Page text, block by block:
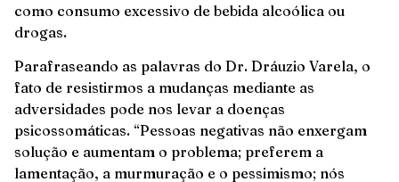
como consumo excessivo de bebida alcoólica ou
drogas.
Parafraseando as palavras do Dr. Dráuzio Varela, o
fato de resistirmos a mudanças mediante as
adversidades pode nos levar a doenças
psicossomáticas. “Pessoas negativas não enxergam
solução e aumentam o problema; preferem a
lamentação, a murmuração e o pessimismo; nós